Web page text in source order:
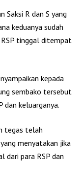
Saksi R dan S yang
keduanya sudah
tinggal ditempat
kepada
sembako tersebut
dan keluarganya.
tegas telah
menyatakan jika
para RSP dan